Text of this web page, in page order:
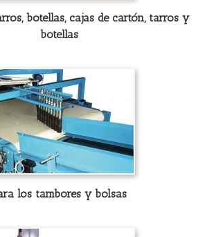
botellas, cajas de cartón, tarros y
botellas
los tambores y bolsas